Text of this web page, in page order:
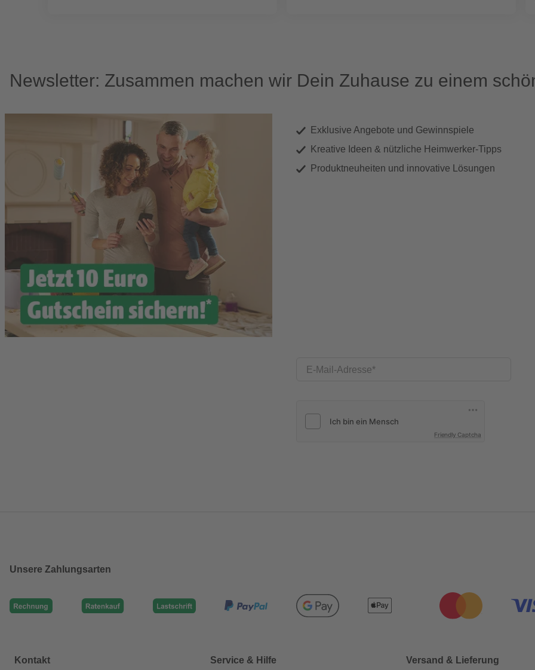
Newsletter: Zusammen machen wir Dein Zuhause zu einem
Exklusive Angebote und Gewinnspiele
Kreative Ideen & nützliche Heimwerker-Tipps
Produktneuheiten und innovative Lösungen
E-Mail-Adresse
Friendly Captcha
Unsere Zahlungsarten
Kontakt Service & Hilfe Versand & Lieferung